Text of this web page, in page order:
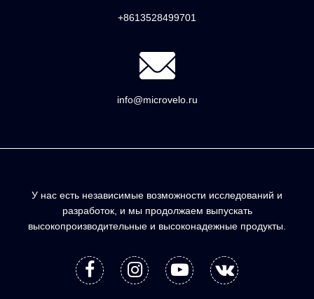
+8613528499701
info@microvelo.ru
У нас есть независимые возможности исследований и
разработок, и мы продолжаем выпускать
высокопроизводительные и высоконадежные продукты.